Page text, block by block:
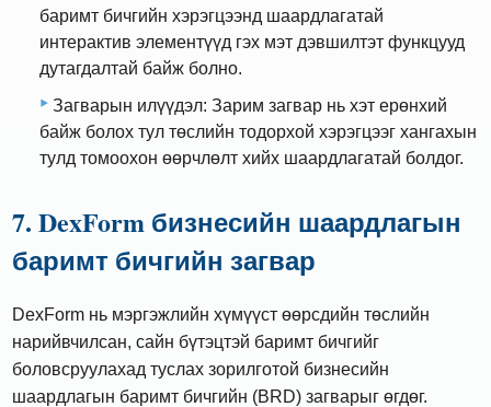
баримт бичгийн хэрэгцээнд шаардлагатай
интерактив элементүүд гэх мэт дэвшилтэт функцууд
дутагдалтай байж болно.
Загварын илүүдэл: Зарим загвар нь хэт ерөнхий
байж болох тул төслийн тодорхой хэрэгцээг хангахын
тулд томоохон өөрчлөлт хийх шаардлагатай болдог.
7. DexForm бизнесийн шаардлагын
баримт бичгийн загвар
DexForm нь мэргэжлийн хүмүүст өөрсдийн төслийн
нарийвчилсан, сайн бүтэцтэй баримт бичгийг
боловсруулахад туслах зорилготой бизнесийн
шаардлагын баримт бичгийн (BRD) загварыг өгдөг.